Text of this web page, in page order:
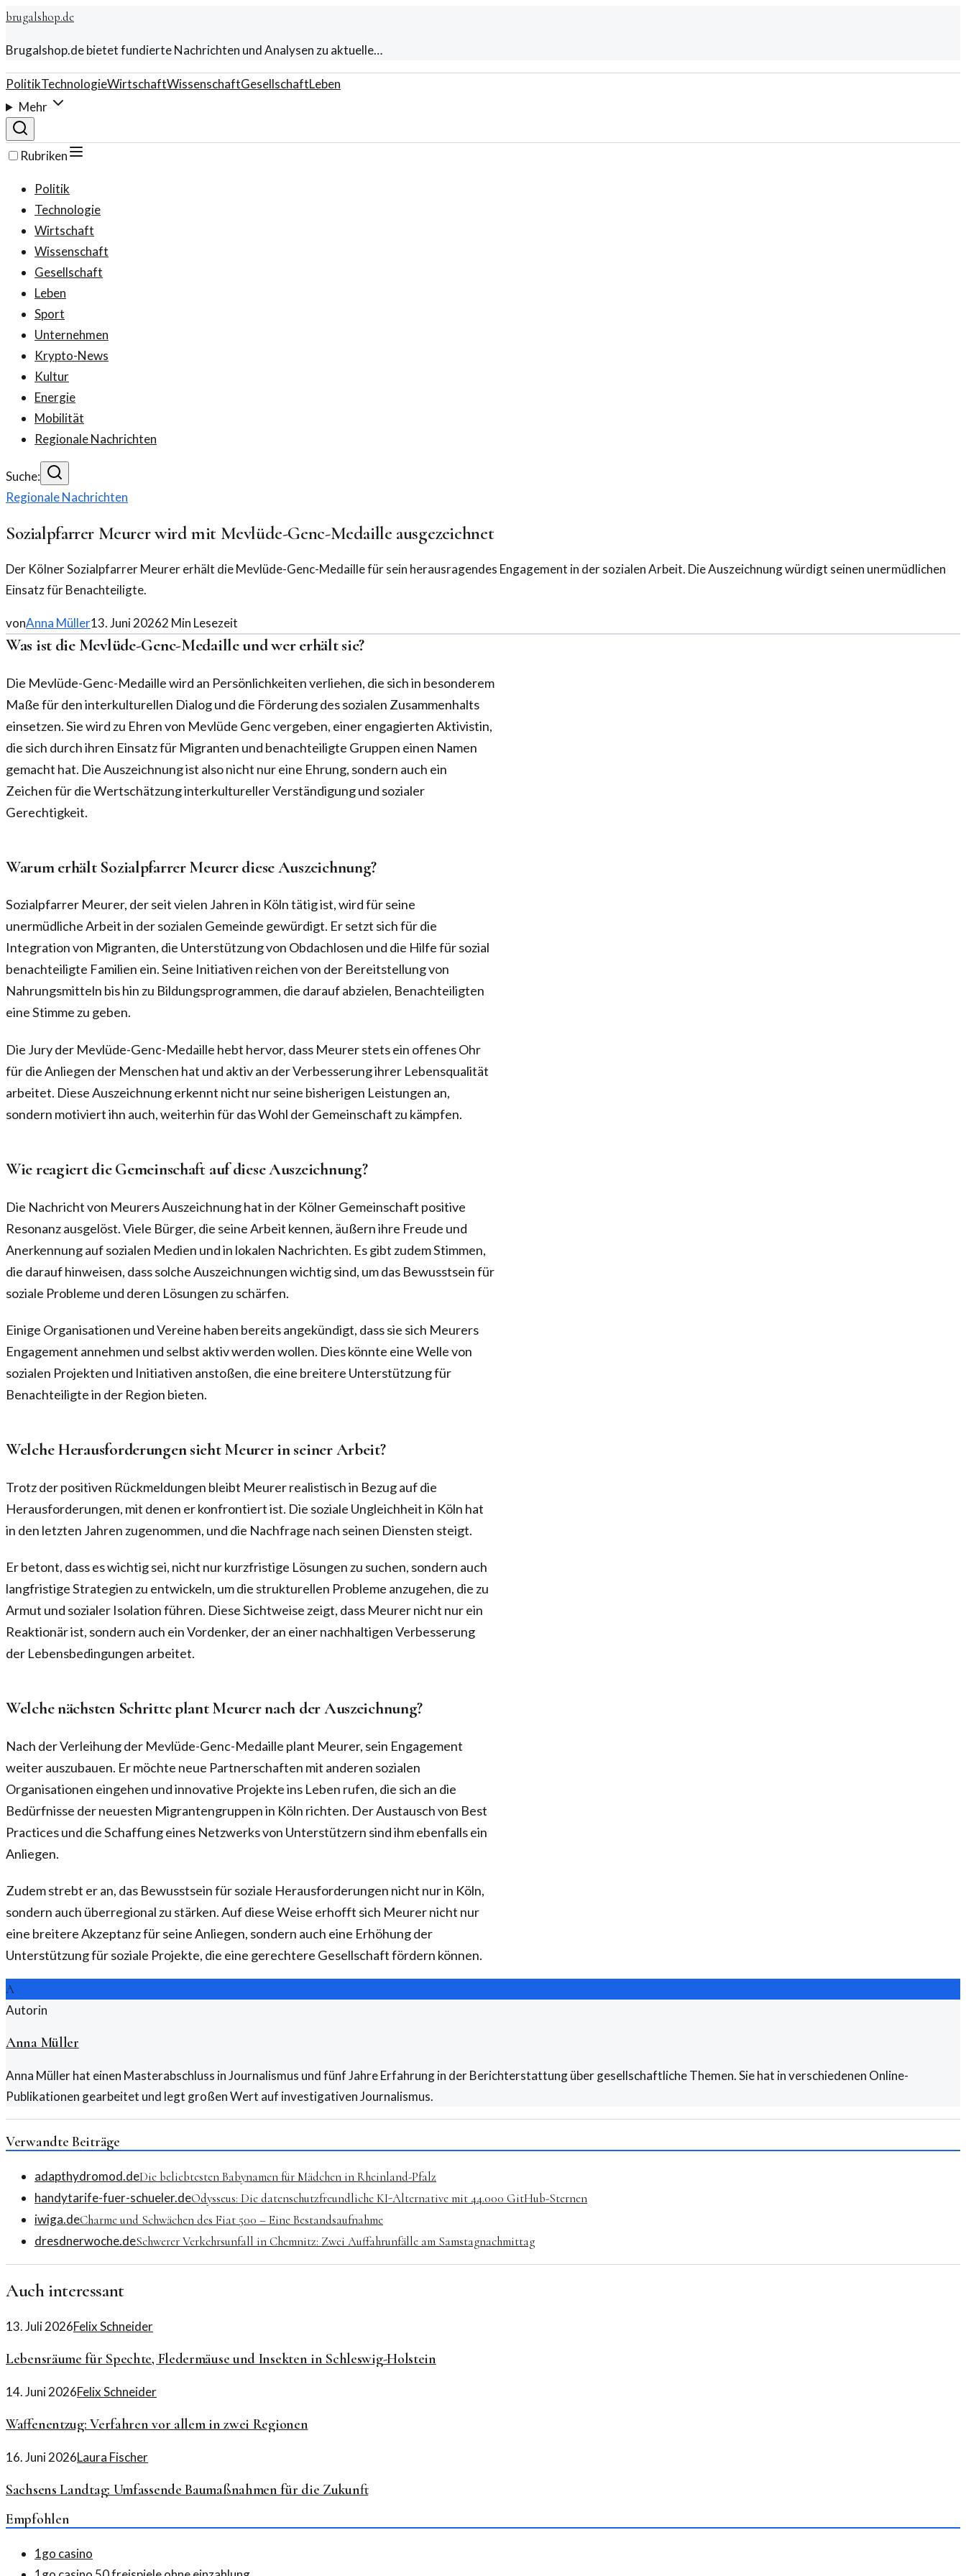
brugalshop.de
Brugalshop.de bietet fundierte Nachrichten und Analysen zu aktuelle…
PolitikTechnologieWirtschaftWissenschaftGesellschaftLeben
Mehr
Rubriken
Politik
Technologie
Wirtschaft
Wissenschaft
Gesellschaft
Leben
Sport
Unternehmen
Krypto-News
Kultur
Energie
Mobilität
Regionale Nachrichten
Suche:
Regionale Nachrichten
Sozialpfarrer Meurer wird mit Mevlüde-Genc-Medaille ausgezeichnet
Der Kölner Sozialpfarrer Meurer erhält die Mevlüde-Genc-Medaille für sein herausragendes Engagement in der sozialen Arbeit. Die Auszeichnung würdigt seinen unermüdlichen
Einsatz für Benachteiligte.
vonAnna Müller13. Juni 20262 Min Lesezeit
Was ist die Mevlüde-Genc-Medaille und wer erhält sie?
Die Mevlüde-Genc-Medaille wird an Persönlichkeiten verliehen, die sich in besonderem
Maße für den interkulturellen Dialog und die Förderung des sozialen Zusammenhalts
einsetzen. Sie wird zu Ehren von Mevlüde Genc vergeben, einer engagierten Aktivistin,
die sich durch ihren Einsatz für Migranten und benachteiligte Gruppen einen Namen
gemacht hat. Die Auszeichnung ist also nicht nur eine Ehrung, sondern auch ein
Zeichen für die Wertschätzung interkultureller Verständigung und sozialer
Gerechtigkeit.
Warum erhält Sozialpfarrer Meurer diese Auszeichnung?
Sozialpfarrer Meurer, der seit vielen Jahren in Köln tätig ist, wird für seine
unermüdliche Arbeit in der sozialen Gemeinde gewürdigt. Er setzt sich für die
Integration von Migranten, die Unterstützung von Obdachlosen und die Hilfe für sozial
benachteiligte Familien ein. Seine Initiativen reichen von der Bereitstellung von
Nahrungsmitteln bis hin zu Bildungsprogrammen, die darauf abzielen, Benachteiligten
eine Stimme zu geben.
Die Jury der Mevlüde-Genc-Medaille hebt hervor, dass Meurer stets ein offenes Ohr
für die Anliegen der Menschen hat und aktiv an der Verbesserung ihrer Lebensqualität
arbeitet. Diese Auszeichnung erkennt nicht nur seine bisherigen Leistungen an,
sondern motiviert ihn auch, weiterhin für das Wohl der Gemeinschaft zu kämpfen.
Wie reagiert die Gemeinschaft auf diese Auszeichnung?
Die Nachricht von Meurers Auszeichnung hat in der Kölner Gemeinschaft positive
Resonanz ausgelöst. Viele Bürger, die seine Arbeit kennen, äußern ihre Freude und
Anerkennung auf sozialen Medien und in lokalen Nachrichten. Es gibt zudem Stimmen,
die darauf hinweisen, dass solche Auszeichnungen wichtig sind, um das Bewusstsein für
soziale Probleme und deren Lösungen zu schärfen.
Einige Organisationen und Vereine haben bereits angekündigt, dass sie sich Meurers
Engagement annehmen und selbst aktiv werden wollen. Dies könnte eine Welle von
sozialen Projekten und Initiativen anstoßen, die eine breitere Unterstützung für
Benachteiligte in der Region bieten.
Welche Herausforderungen sieht Meurer in seiner Arbeit?
Trotz der positiven Rückmeldungen bleibt Meurer realistisch in Bezug auf die
Herausforderungen, mit denen er konfrontiert ist. Die soziale Ungleichheit in Köln hat
in den letzten Jahren zugenommen, und die Nachfrage nach seinen Diensten steigt.
Er betont, dass es wichtig sei, nicht nur kurzfristige Lösungen zu suchen, sondern auch
langfristige Strategien zu entwickeln, um die strukturellen Probleme anzugehen, die zu
Armut und sozialer Isolation führen. Diese Sichtweise zeigt, dass Meurer nicht nur ein
Reaktionär ist, sondern auch ein Vordenker, der an einer nachhaltigen Verbesserung
der Lebensbedingungen arbeitet.
Welche nächsten Schritte plant Meurer nach der Auszeichnung?
Nach der Verleihung der Mevlüde-Genc-Medaille plant Meurer, sein Engagement
weiter auszubauen. Er möchte neue Partnerschaften mit anderen sozialen
Organisationen eingehen und innovative Projekte ins Leben rufen, die sich an die
Bedürfnisse der neuesten Migrantengruppen in Köln richten. Der Austausch von Best
Practices und die Schaffung eines Netzwerks von Unterstützern sind ihm ebenfalls ein
Anliegen.
Zudem strebt er an, das Bewusstsein für soziale Herausforderungen nicht nur in Köln,
sondern auch überregional zu stärken. Auf diese Weise erhofft sich Meurer nicht nur
eine breitere Akzeptanz für seine Anliegen, sondern auch eine Erhöhung der
Unterstützung für soziale Projekte, die eine gerechtere Gesellschaft fördern können.
A
Autorin
Anna Müller
Anna Müller hat einen Masterabschluss in Journalismus und fünf Jahre Erfahrung in der Berichterstattung über gesellschaftliche Themen. Sie hat in verschiedenen Online-
Publikationen gearbeitet und legt großen Wert auf investigativen Journalismus.
Verwandte Beiträge
adapthydromod.deDie beliebtesten Babynamen für Mädchen in Rheinland-Pfalz
handytarife-fuer-schueler.deOdysseus: Die datenschutzfreundliche KI-Alternative mit 44.000 GitHub-Sternen
iwiga.deCharme und Schwächen des Fiat 500 – Eine Bestandsaufnahme
dresdnerwoche.deSchwerer Verkehrsunfall in Chemnitz: Zwei Auffahrunfälle am Samstagnachmittag
Auch interessant
13. Juli 2026Felix Schneider
Lebensräume für Spechte, Fledermäuse und Insekten in Schleswig-Holstein
14. Juni 2026Felix Schneider
Waffenentzug: Verfahren vor allem in zwei Regionen
16. Juni 2026Laura Fischer
Sachsens Landtag: Umfassende Baumaßnahmen für die Zukunft
Empfohlen
1go casino